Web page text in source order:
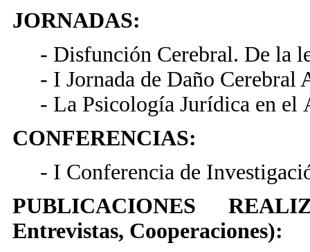
JORNADAS:
- Disfunción Cerebral. De la
- I Jornada de Daño Cerebral
- La Psicología Jurídica en el
CONFERENCIAS:
- I Conferencia de
PUBLICACIONES
Entrevistas, Cooperaciones):